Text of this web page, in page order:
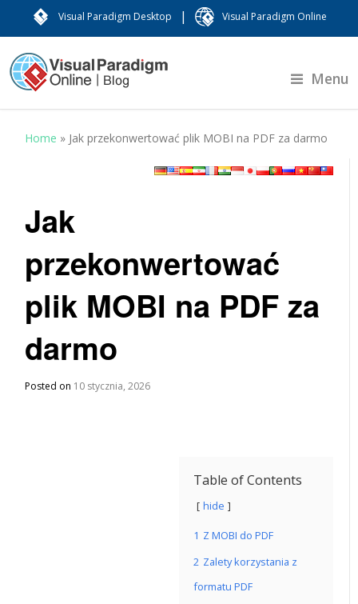
Visual Paradigm Desktop | Visual Paradigm Online
Menu
Home » Jak przekonwertować plik MOBI na PDF za darmo
Jak
przekonwertować
plik MOBI na PDF za
darmo
Posted on 10 stycznia, 2026
Table of Contents
hide
1 Z MOBI do PDF
2 Zalety korzystania z
formatu PDF